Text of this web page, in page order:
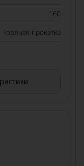
160
Горячая прокатка